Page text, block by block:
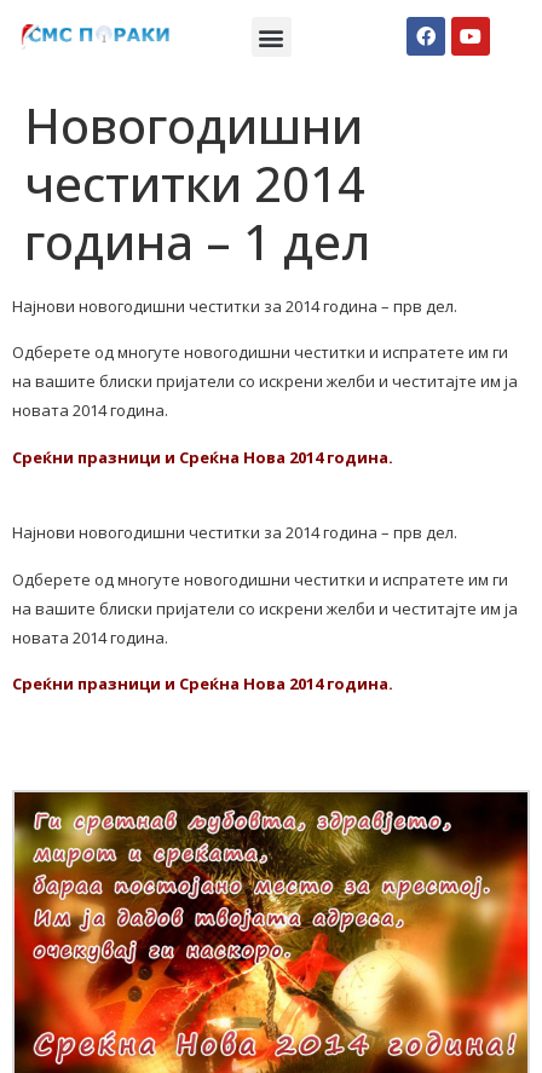
Новогодишни
честитки 2014
година – 1 дел
Најнови новогодишни честитки за 2014 година – прв дел.
Одберете од многуте новогодишни честитки и испратете им ги
на вашите блиски пријатели со искрени желби и честитајте им ја
новата 2014 година.
Среќни празници и Среќна Нова 2014 година.
Најнови новогодишни честитки за 2014 година – прв дел.
Одберете од многуте новогодишни честитки и испратете им ги
на вашите блиски пријатели со искрени желби и честитајте им ја
новата 2014 година.
Среќни празници и Среќна Нова 2014 година.